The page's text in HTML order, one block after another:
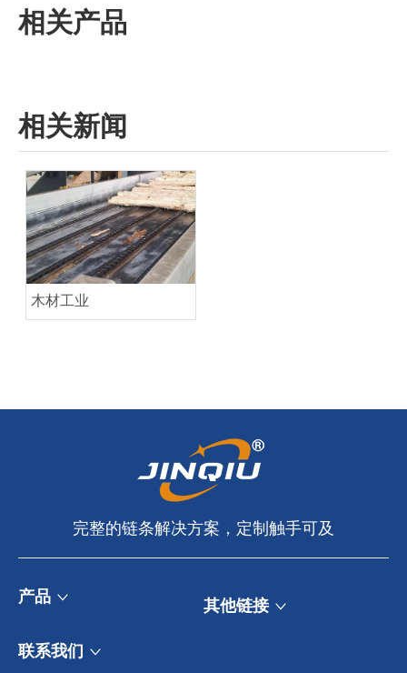
相关产品
相关新闻
木材工业
完整的链条解决​​方案，定制触手可及​​​​​​​
产品 其他链接
联系我们